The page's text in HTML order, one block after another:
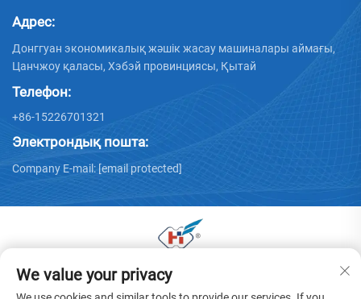
Адрес:
Донггуан экономикалық жәшік жасау машиналары аймағы,
Цанчжоу қаласы, Хэбэй провинциясы, Қытай
Телефон:
+86-15226701321
Электрондық пошта:
Company E-mail: [email protected]
© 2025 Донггуан Хуая қаңылтыр машиналары
We value your privacy